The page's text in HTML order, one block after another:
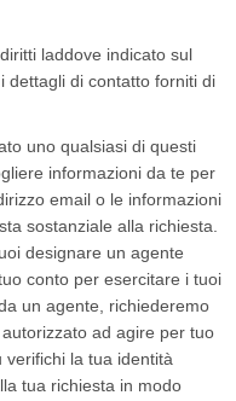
laddove indicato sul
dettagli di contatto forniti di
uno qualsiasi di questi
informazioni da te per
email o le informazioni
sostanziale alla richiesta.
designare un agente
conto per esercitare i tuoi
un agente, richiederemo
ad agire per tuo
la tua identità
tua richiesta in modo